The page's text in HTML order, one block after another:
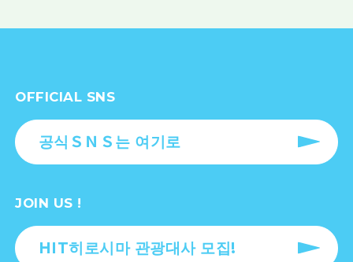
OFFICIAL SNS
공식ＳＮＳ는 여기로
JOIN US !
HIT히로시마 관광대사 모집!